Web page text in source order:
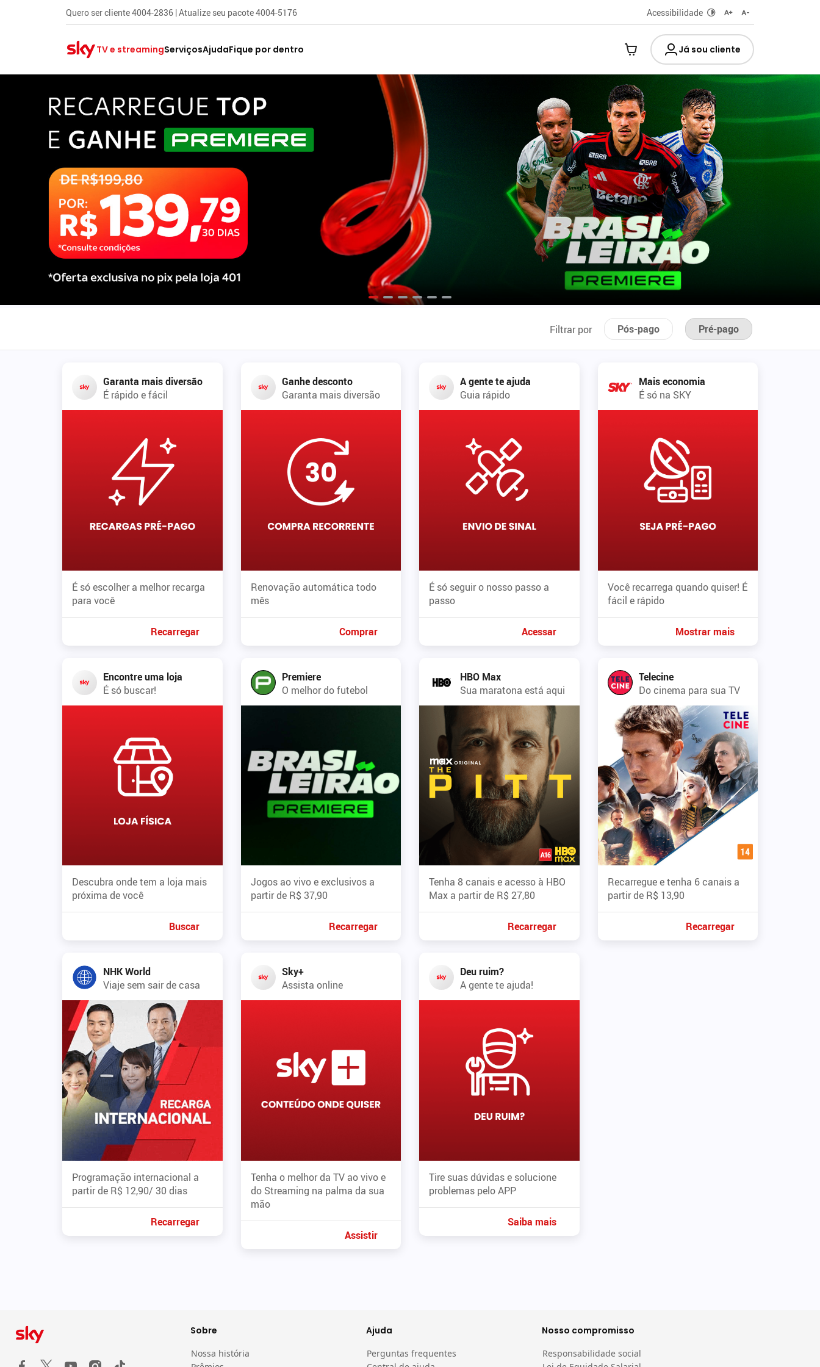
Filtrar por Pós-pago Pré-pago
Garanta mais diversão
É rápido e fácil
É só escolher a melhor recarga
para você
Recarregar
Ganhe desconto
Garanta mais diversão
Renovação automática todo
mês
Comprar
A gente te ajuda
Guia rápido
É só seguir o nosso passo a
passo
Acessar
Mais economia
É só na SKY
Você recarrega quando quiser! É
fácil e rápido
Mostrar mais
Encontre uma loja
É só buscar!
Descubra onde tem a loja mais
próxima de você
Buscar
Premiere
O melhor do futebol
Jogos ao vivo e exclusivos a
partir de R$ 37,90
Recarregar
HBO Max
Sua maratona está aqui
Tenha 8 canais e acesso à HBO
Max a partir de R$ 27,80
Recarregar
Telecine
Do cinema para sua TV
Recarregue e tenha 6 canais a
partir de R$ 13,90
Recarregar
NHK World
Viaje sem sair de casa
Programação internacional a
partir de R$ 12,90/ 30 dias
Recarregar
Sky+
Assista online
Tenha o melhor da TV ao vivo e
do Streaming na palma da sua
mão
Assistir
Deu ruim?
A gente te ajuda!
Tire suas dúvidas e solucione
problemas pelo APP
Saiba mais
Quero ser cliente 4004-2836 | Atualize seu pacote 4004-5176 Acessibilidade
TV e streamingServiçosAjudaFique por dentro Já sou cliente
Sobre
Nossa história
Ajuda
Perguntas frequentes
Nosso compromisso
Responsabilidade social